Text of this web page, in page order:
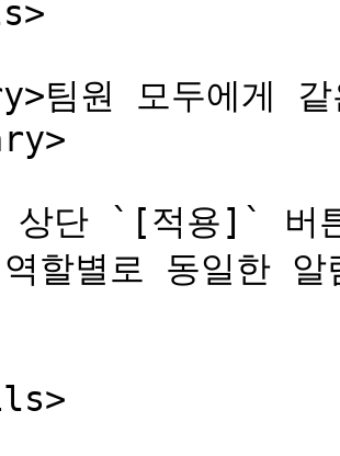
팀원 모두에게
상단 `[적용]` 버
할별로 동일한